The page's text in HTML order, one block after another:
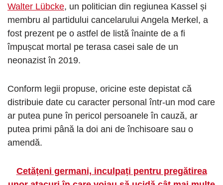
Walter Lübcke, un politician din regiunea Kassel și
membru al partidului cancelarului Angela Merkel, a
fost prezent pe o astfel de listă înainte de a fi
împușcat mortal pe terasa casei sale de un
neonazist în 2019.
Conform legii propuse, oricine este depistat că
distribuie date cu caracter personal într-un mod care
ar putea pune în pericol persoanele în cauză, ar
putea primi până la doi ani de închisoare sau o
amendă.
Cetățeni germani, inculpați pentru pregătirea